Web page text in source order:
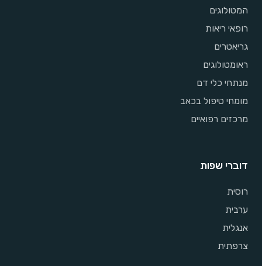
המטולוגים
רופאי ריאות
גריאטרים
ראומטולוגים
מנתחי כלי דם
מומחי טיפול בכאב
מרכזים רפואיים
דוברי שפות
רוסית
ערבית
אנגלית
צרפתית